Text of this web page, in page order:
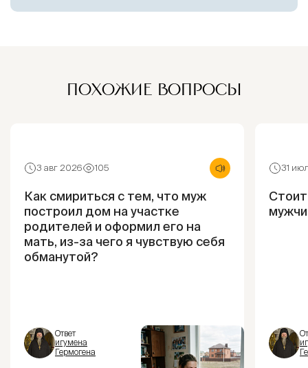
ПОХОЖИЕ ВОПРОСЫ
3 авг 2026 105
Как смириться с тем, что муж
построил дом на участке
родителей и оформил его на
мать, из-за чего я чувствую себя
обманутой?
Ответ
игумена
Гермогена
31